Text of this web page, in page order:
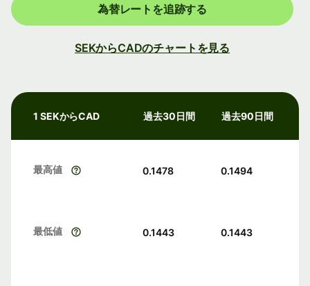
為替レートを追跡する
SEKからCADのチャートを見る
1 SEKからCAD 過去30日間 過去90日間
最高値 0.1478 0.1494
最低値 0.1443 0.1443